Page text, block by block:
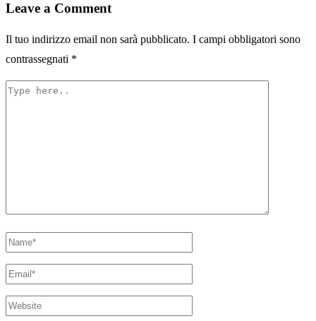
Leave a Comment
Il tuo indirizzo email non sarà pubblicato. I campi obbligatori sono
contrassegnati *
Type
Name*
Email*
Website